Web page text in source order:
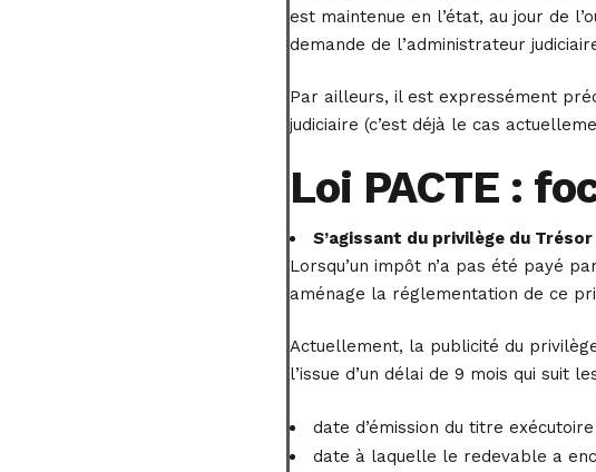
est maintenue en l’état, au jour de
demande de l’administrateur
Par ailleurs, il est expressément
judiciaire (c’est déjà le cas
Loi PACTE :
S’agissant du privilège du Trésor
Lorsqu’un impôt n’a pas été payé
aménage la réglementation de ce
Actuellement, la publicité du
l’issue d’un délai de 9 mois qui suit
date d’émission du titre exécutoire
date à laquelle le redevable a